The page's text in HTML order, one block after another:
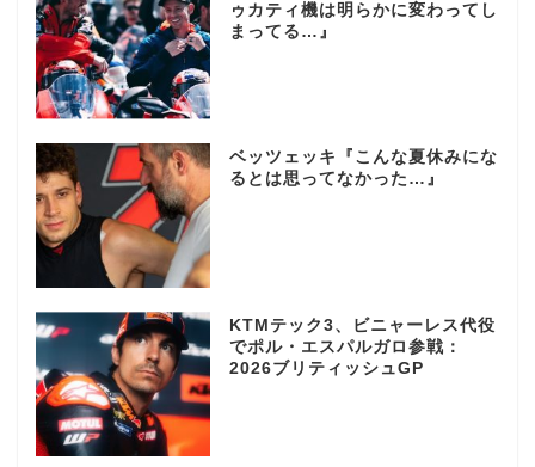
ゥカティ機は明らかに変わってし
まってる…』
ベッツェッキ『こんな夏休みにな
るとは思ってなかった…』
KTMテック3、ビニャーレス代役
でポル・エスパルガロ参戦：
2026ブリティッシュGP